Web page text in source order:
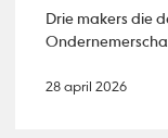
Drie makers die
28 april 2026